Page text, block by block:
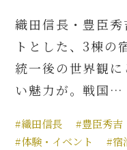
織田信長・豊臣
トとした、3棟の
統一後の世界観
い魅力が。戦国…
#織田信長 #豊臣秀吉
#体験・イベント
#宿